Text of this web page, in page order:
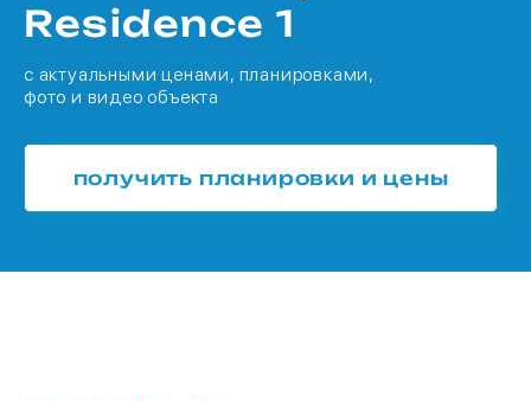
Residence 1
с актуальными ценами, планировками,
фото и видео объекта
получить планировки и цены